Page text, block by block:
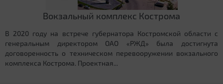
Вокзальный комплекс Кострома
В 2020 году на встрече губернатора Костромской области с
генеральным директором ОАО «РЖД» была достигнута
договоренность о техническом перевооружении вокзального
комплекса Кострома. Проектная...